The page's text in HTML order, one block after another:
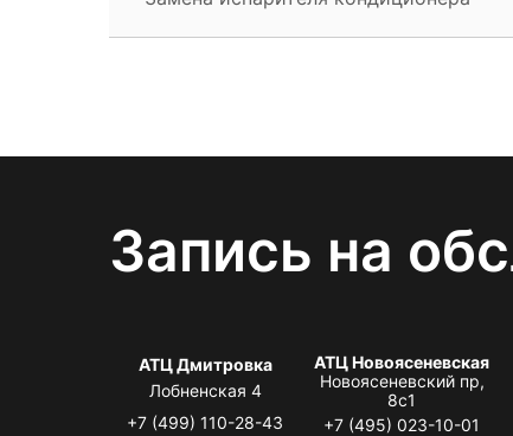
Запись на
АТЦ Дмитровка
Лобненская 4
+7 (499) 110-28-43
АТЦ Новоясеневская
Новоясеневский пр,
8с1
+7 (495) 023-10-01